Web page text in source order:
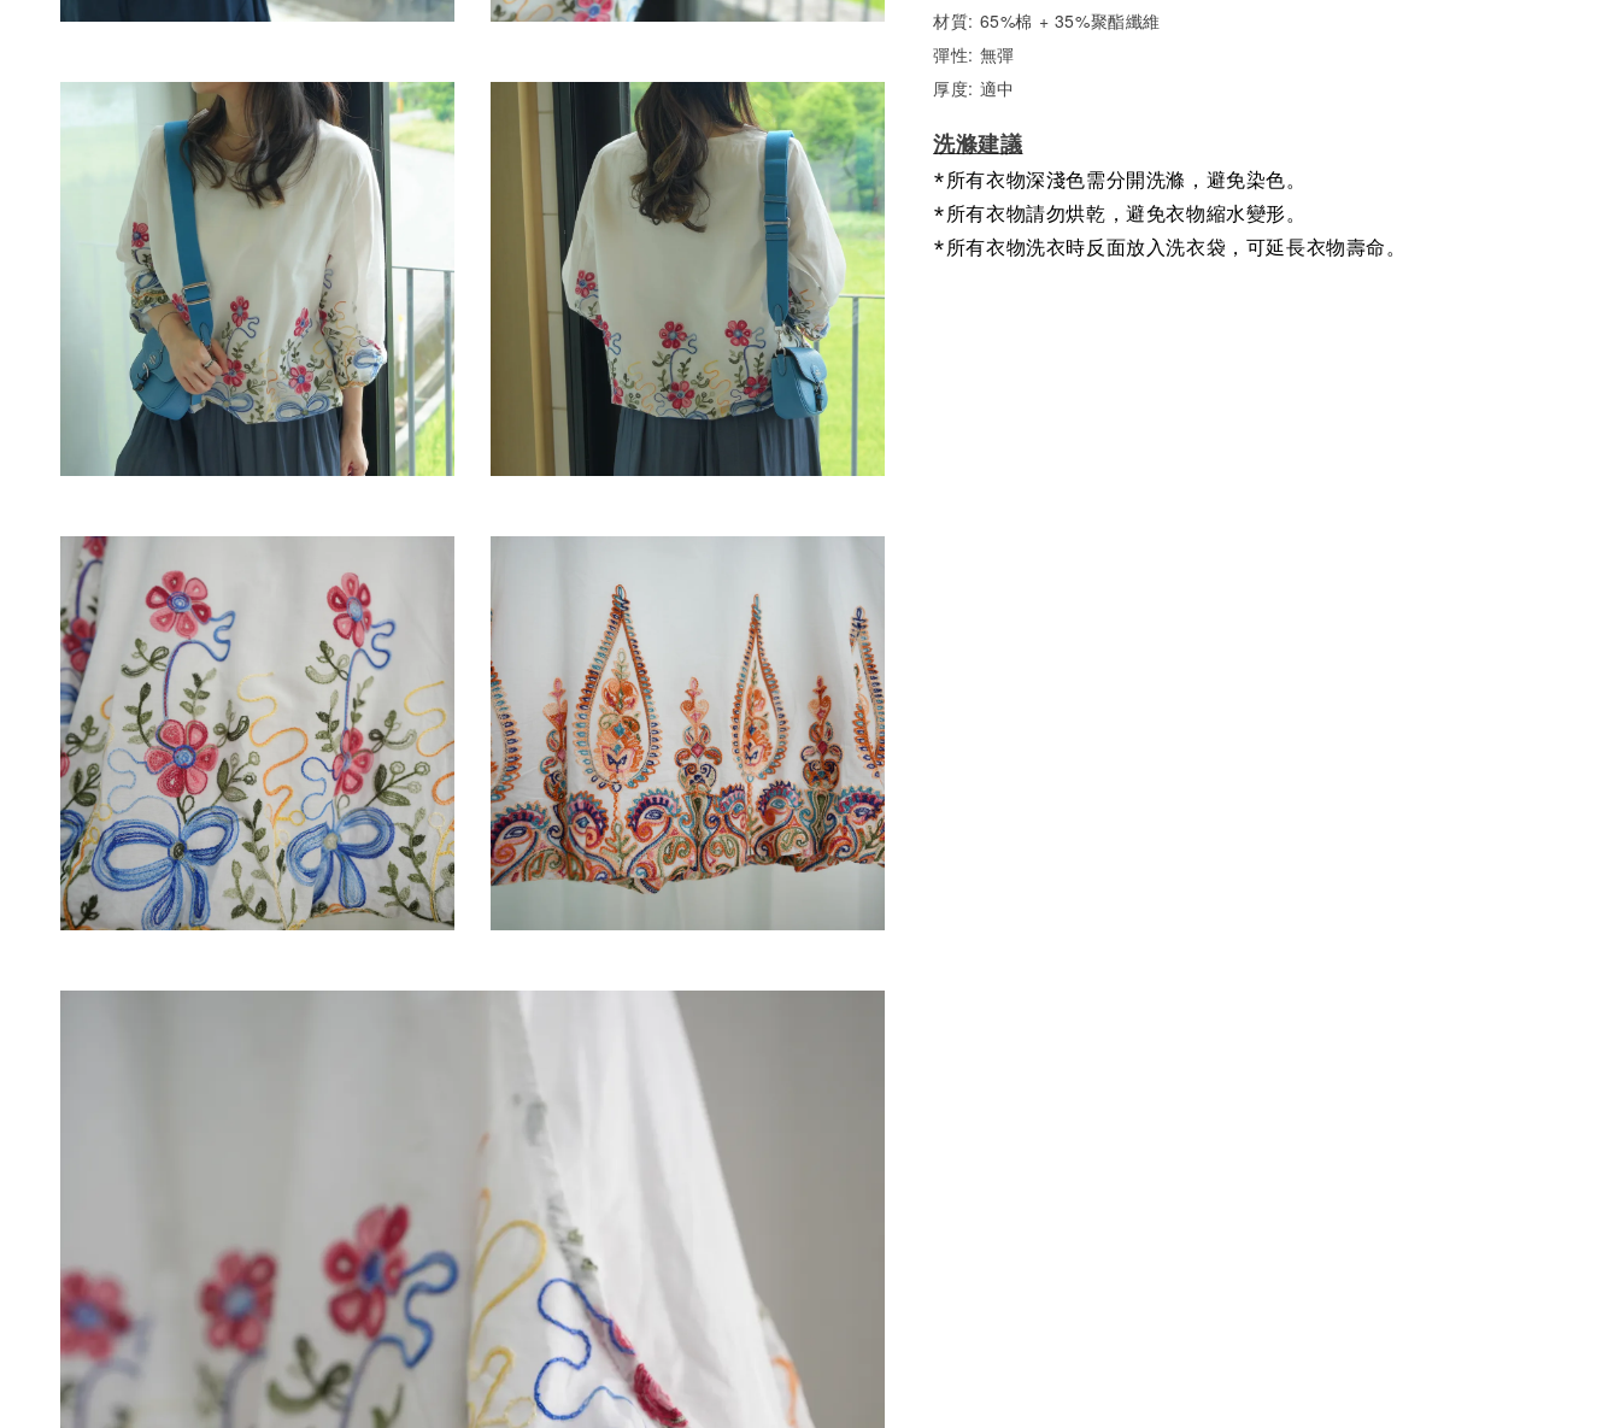
材質: 65%棉 + 35%聚酯纖維
彈性: 無彈
厚度: 適中
洗滌建議
*所有衣物深淺色需分開洗滌，避免染色。
*所有衣物請勿烘乾，避免衣物縮水變形。
*所有衣物洗衣時反面放入洗衣袋，可延長衣物壽命。